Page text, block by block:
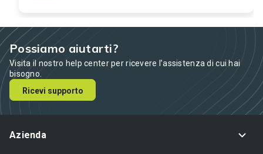
Possiamo aiutarti?
Visita il nostro help center per ricevere l’assistenza di cui hai
bisogno.
Ricevi supporto
Azienda